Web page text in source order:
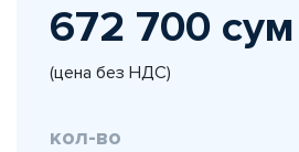
672 700 сум
(цена без НДС)
кол-во